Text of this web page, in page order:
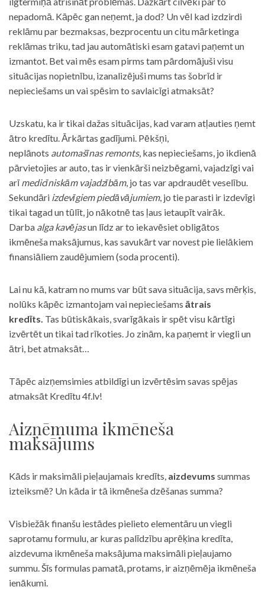
nepadomā. Kāpēc gan neņemt, ja dod? Un vēl kad izdzirdi
reklāmu par bezmaksas, bezprocentu un citu mārketinga
reklāmas triku, tad jau automātiski esam gatavi paņemt un
izmantot. Bet vai mēs esam pirms tam pārdomājuši visu
situācijas nopietnību, izanalizējuši mums tas šobrīd ir
nepieciešams un vai spēsim to savlaicīgi atmaksāt?
Uzskatu, ka ir tikai dažas situācijas, kad varam atļauties ņemt
ātro kredītu. Ārkārtas gadījumi. Pēkšņi,
neplānots automašīnas remonts, kas nepieciešams, jo ikdienā
pārvietojies ar auto, tas ir vienkārši neizbēgami, vajadzīgi vai
arīmedicīniskām vajadzībām, jo tas var apdraudēt veselību.
Sekundāri izdevīgiem piedāvājumiem, jo tie parasti ir izdevīgi
tikai tagad un tūlīt, jo nākotnē tas ļaus ietaupīt vairāk.
Darba alga kavējasun līdz ar to iekavēsiet obligātos
ikmēneša maksājumus, kas savukārt var novest pie lielākiem
finansiāliem zaudējumiem (soda procenti).
Lai nu kā, katram no mums var būt sava situācija, savs mērķis,
nolūks kāpēc izmantojam vai nepieciešams ātrais
kredīts. Tas būtiskākais, svarīgākais ir spēt visu kārtīgi
izvērtēt un tikai tad rīkoties. Jo zinām, ka paņemt ir viegli un
ātri, bet atmaksāt…
Tāpēc aizņemsimies atbildīgi un izvērtēsim savas spējas
atmaksāt Kredītu 4f.lv!
Aizņēmuma ikmēneša
maksājums
Kāds ir maksimāli pieļaujamais kredīts, aizdevums summas
izteiksmē? Un kāda ir tā ikmēneša dzēšanas summa?
Visbiežāk finanšu iestādes pielieto elementāru un viegli
saprotamu formulu, ar kuras palīdzību aprēķina kredīta,
aizdevuma ikmēneša maksājuma maksimāli pieļaujamo
summu. Šīs formulas pamatā, protams, ir aizņēmēja ikmēneša
ienākumi.